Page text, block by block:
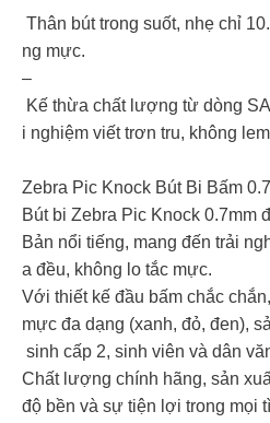
Thân bút trong suốt, nhẹ chỉ
ng mực.
–
Kế thừa chất lượng từ dòng
i nghiệm viết trơn tru, không
Zebra Pic Knock Bút Bi Bấm
Bút bi Zebra Pic Knock 0.7mm
Bản nổi tiếng, mang đến trải
a đều, không lo tắc mực.
Với thiết kế đầu bấm chắc
mực đa dạng (xanh, đỏ, đen),
sinh cấp 2, sinh viên và dân
Chất lượng chính hãng, sản
độ bền và sự tiện lợi trong mọi